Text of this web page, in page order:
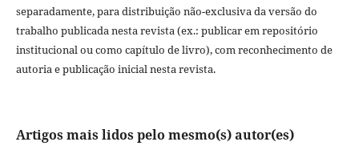
separadamente, para distribuição não-exclusiva da versão do
trabalho publicada nesta revista (ex.: publicar em repositório
institucional ou como capítulo de livro), com reconhecimento de
autoria e publicação inicial nesta revista.
Artigos mais lidos pelo mesmo(s) autor(es)